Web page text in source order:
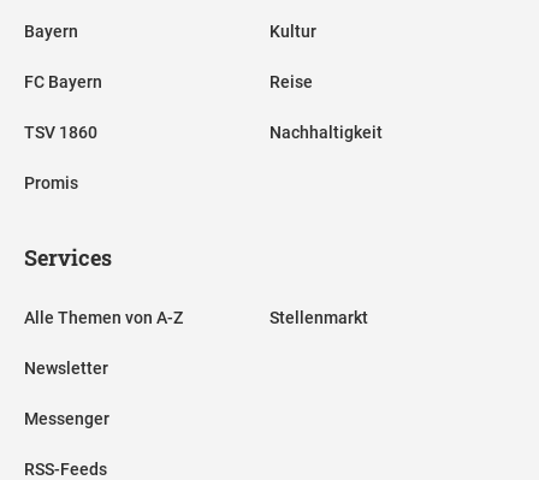
Bayern
FC Bayern
TSV 1860
Promis
Kultur
Reise
Nachhaltigkeit
Services
Alle Themen von A-Z
Newsletter
Messenger
RSS-Feeds
Stellenmarkt